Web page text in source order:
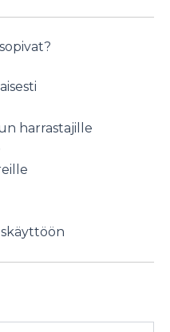
harrastajille